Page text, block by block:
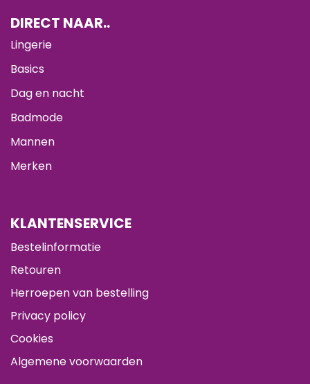
DIRECT NAAR..
Lingerie
Basics
Dag en nacht
Badmode
Mannen
Merken
KLANTENSERVICE
Bestelinformatie
Retouren
Herroepen van bestelling
Privacy policy
Cookies
Algemene voorwaarden